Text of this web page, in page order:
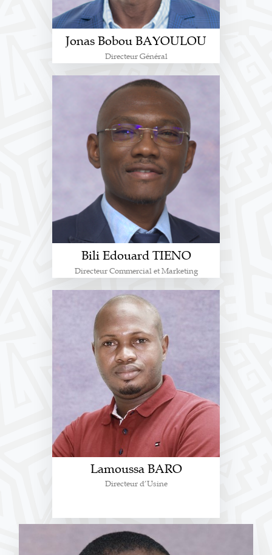
Jonas Bobou BAYOULOU
Directeur Général
Bili Edouard TIENO
Directeur Commercial et Marketing
Lamoussa BARO
Directeur d’Usine